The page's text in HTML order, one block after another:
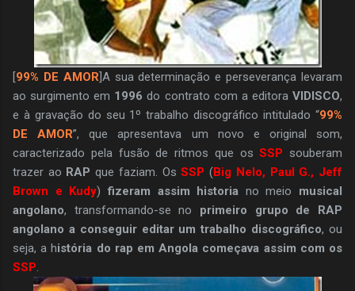
[99% DE AMOR]A sua determinação e perseverança levaram
ao surgimento em 1996 do contrato com a editoraVIDISCO,
e à gravação do seu 1º trabalho discográfico intitulado “99%
DE AMOR”, que apresentava um novo e original som,
caracterizado pela fusão de ritmos que osSSP souberam
trazer ao RAP que faziam. OsSSP (Big Nelo, Paul G., Jeff
Brown e Kudy)fizeram assim historia no meio musical
angolano, transformando-se no primeiro grupo de RAP
angolano a conseguir editar um trabalho discográfico, ou
seja, a história do rap em Angola começava assim com os
SSP.